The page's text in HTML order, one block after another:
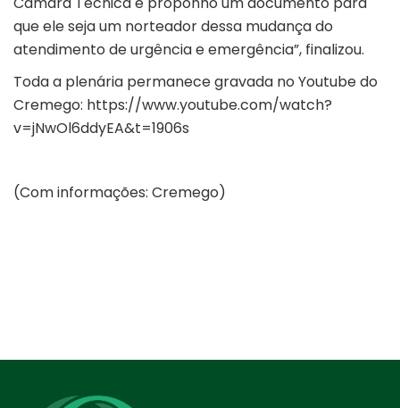
que ele seja um norteador dessa mudança do
atendimento de urgência e emergência”, finalizou.
Toda a plenária permanece gravada no Youtube do
Cremego: https://www.youtube.com/watch?
v=jNwOl6ddyEA&t=1906s
(Com informações: Cremego)